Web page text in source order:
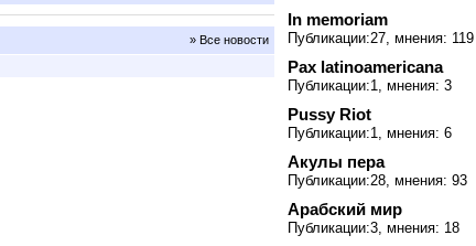
» Все новости
In memoriam
Публикации:27, мнения: 119
Pax latinoamericana
Публикации:1, мнения: 3
Pussy Riot
Публикации:1, мнения: 6
Акулы пера
Публикации:28, мнения: 93
Арабский мир
Публикации:3, мнения: 18